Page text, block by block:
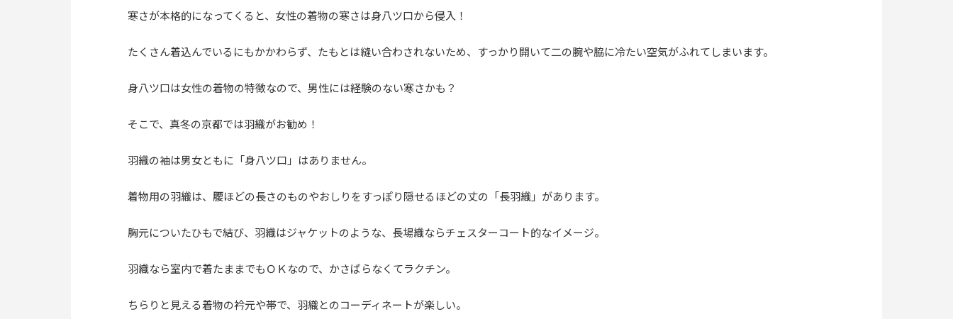
寒さが本格的になってくると、女性の着物の寒さは身八ツ口から侵入！
たくさん着込んでいるにもかかわらず、たもとは縫い合わされないため、すっかり開いて二の腕や脇に冷たい空気がふれてしまいます。
身八ツ口は女性の着物の特徴なので、男性には経験のない寒さかも？
そこで、真冬の京都では羽織がお勧め！
羽織の袖は男女ともに「身八ツ口」はありません。
着物用の羽織は、腰ほどの長さのものやおしりをすっぽり隠せるほどの丈の「長羽織」があります。
胸元についたひもで結び、羽織はジャケットのような、長場織ならチェスターコート的なイメージ。
羽織なら室内で着たままでもＯＫなので、かさばらなくてラクチン。
ちらりと見える着物の衿元や帯で、羽織とのコーディネートが楽しい。